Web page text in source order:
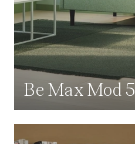
Be Max Mod 5